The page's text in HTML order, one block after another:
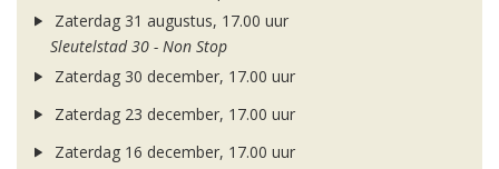
Zaterdag 31 augustus, 17.00 uur
Sleutelstad 30 - Non Stop
Zaterdag 30 december, 17.00 uur
Zaterdag 23 december, 17.00 uur
Zaterdag 16 december, 17.00 uur